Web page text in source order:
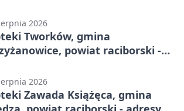
2026
Tworków, gmina
powiat raciborski -
2026
Zawada Książęca, gmina